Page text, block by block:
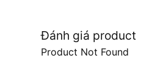
Đánh giá product
Product Not Found